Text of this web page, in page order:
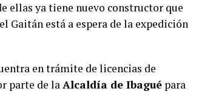
ellas ya tiene nuevo constructor que
Gaitán está a espera de la expedición
en trámite de licencias de
parte de laAlcaldía de Ibagué para